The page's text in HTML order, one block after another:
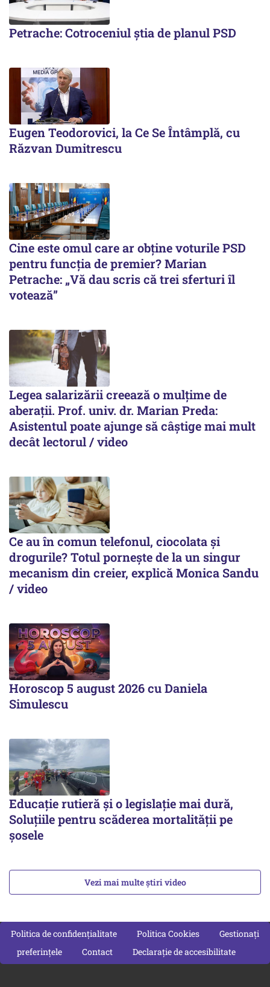
Petrache: Cotroceniul știa de planul PSD
Eugen Teodorovici, la Ce Se Întâmplă, cu
Răzvan Dumitrescu
Cine este omul care ar obține voturile PSD
pentru funcția de premier? Marian
Petrache: „Vă dau scris că trei sferturi îl
votează”
Legea salarizării creează o mulțime de
aberații. Prof. univ. dr. Marian Preda:
Asistentul poate ajunge să câștige mai mult
decât lectorul / video
Ce au în comun telefonul, ciocolata și
drogurile? Totul pornește de la un singur
mecanism din creier, explică Monica Sandu
/ video
Horoscop 5 august 2026 cu Daniela
Simulescu
Educație rutieră și o legislație mai dură,
Soluțiile pentru scăderea mortalității pe
şosele
Vezi mai multe știri video
Politica de confidențialitate Politica Cookies
Gestionați
preferințele
Contact Declarație de accesibilitate